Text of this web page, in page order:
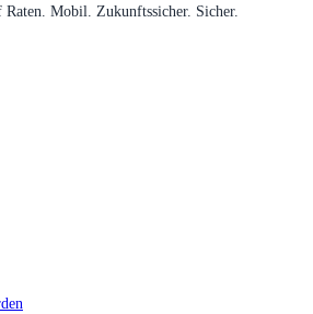
Mobil. Zukunftssicher. Sicher.